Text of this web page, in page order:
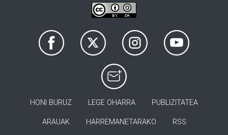
HONI BURUZ LEGE OHARRA PUBLIZITATEA
ARAUAK HARREMANETARAKO RSS